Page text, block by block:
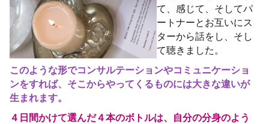
て、感じて、そしてパ
ートナーとお互いにス
ターから話をし、そし
て聴きました。
このような形でコンサルテーションやコミュニケーショ
ンをすれば、そこからやってくるものには大きな違いが
生まれます。
４日間かけて選んだ４本のボトルは、自分の分身のよう